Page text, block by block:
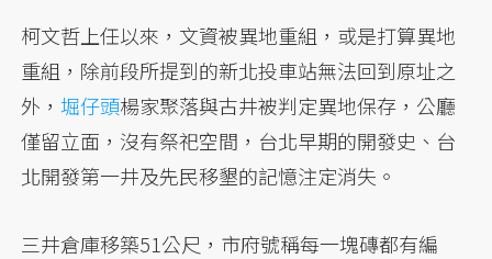
柯文哲上任以來，文資被異地重組，或是打算異地
重組，除前段所提到的新北投車站無法回到原址之
外，堀仔頭楊家聚落與古井被判定異地保存，公廳
僅留立面，沒有祭祀空間，台北早期的開發史、台
北開發第一井及先民移墾的記憶注定消失。
三井倉庫移築51公尺，市府號稱每一塊磚都有編